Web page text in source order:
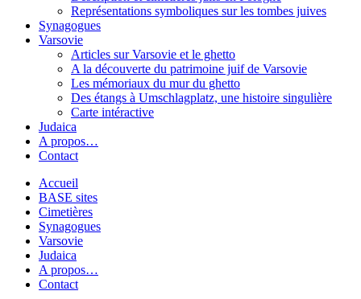
Représentations symboliques sur les tombes juives
Synagogues
Varsovie
Articles sur Varsovie et le ghetto
A la découverte du patrimoine juif de Varsovie
Les mémoriaux du mur du ghetto
Des étangs à Umschlagplatz, une histoire singulière
Carte intéractive
Judaica
A propos…
Contact
Accueil
BASE sites
Cimetières
Synagogues
Varsovie
Judaica
A propos…
Contact